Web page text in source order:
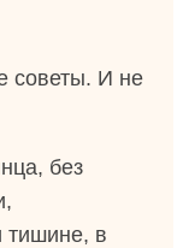
советы. И не
без
тишине, в